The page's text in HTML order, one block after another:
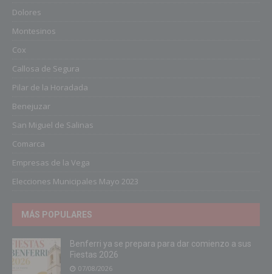
Dolores
Montesinos
Cox
Callosa de Segura
Pilar de la Horadada
Benejuzar
San Miguel de Salinas
Comarca
Empresas de la Vega
Elecciones Municipales Mayo 2023
MÁS POPULARES
Benferri ya se prepara para dar comienzo a sus
Fiestas 2026
07/08/2026